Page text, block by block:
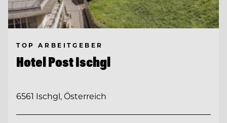
TOP ARBEITGEBER
Hotel Post Ischgl
6561 Ischgl, Österreich